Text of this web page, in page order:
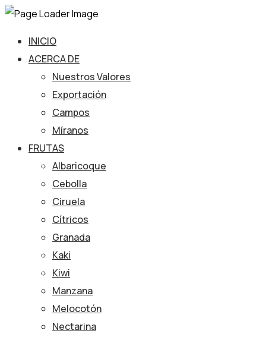
INICIO
ACERCA DE
Nuestros Valores
Exportación
Campos
Míranos
FRUTAS
Albaricoque
Cebolla
Ciruela
Cítricos
Granada
Kaki
Kiwi
Manzana
Melocotón
Nectarina